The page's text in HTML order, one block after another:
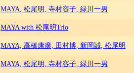
MAYA, 松尾明, 寺村容子, 緑川一男
MAYA with 松尾明Trio
MAYA, 高橋康廣, 田村博, 新岡誠, 松尾明
MAYA, 松尾明, 寺村容子, 緑川一男